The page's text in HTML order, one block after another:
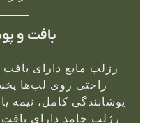
بافت و
رژلب مایع دارای
راحتی روی لب‌ها
رژلب جامد دارای